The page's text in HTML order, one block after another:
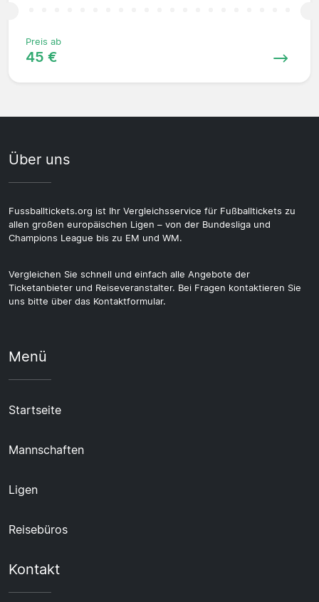
Preis ab
45 €
Über uns
Fussballtickets.org ist Ihr Vergleichsservice für Fußballtickets zu
allen großen europäischen Ligen – von der Bundesliga und
Champions League bis zu EM und WM.
Vergleichen Sie schnell und einfach alle Angebote der
Ticketanbieter und Reiseveranstalter. Bei Fragen kontaktieren Sie
uns bitte über das Kontaktformular.
Menü
Startseite
Mannschaften
Ligen
Reisebüros
Kontakt